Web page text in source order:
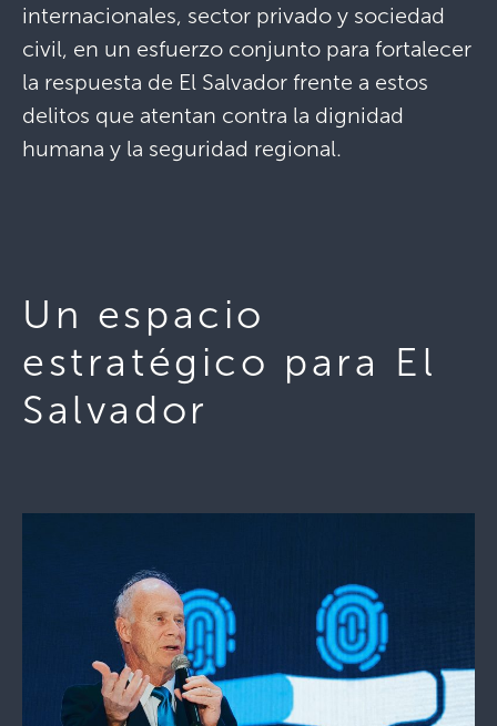
internacionales, sector privado y sociedad
civil, en un esfuerzo conjunto para fortalecer
la respuesta de El Salvador frente a estos
delitos que atentan contra la dignidad
humana y la seguridad regional.
Un espacio
estratégico para El
Salvador